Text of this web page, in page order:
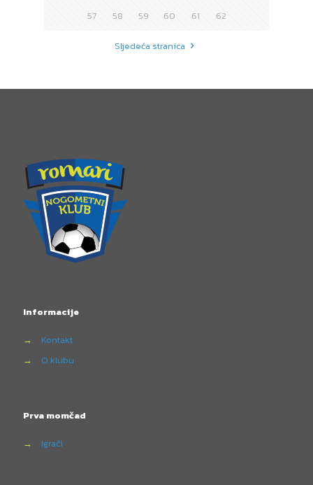
57
58 59 60 61 62
Sljedeća stranica
Informacije
→
Kontakt
→
O klubu
Prva momčad
→ Igrači